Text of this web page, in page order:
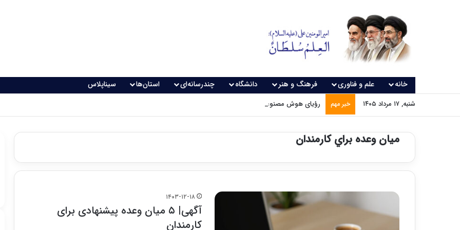
خانه علم و فناوری فرهنگ و هنر دانشگاه چندرسانه‌ای استان‌ها سیناپلاس
شنبه, ۱۷ مرداد ۱۴۰۵ خبر مهم رؤیای هوش مصنوعی چه زمانی واقعی می‌شود؟
میان ‌وعده براي كارمندان
۱۴۰۳-۱۲-۱۸
آگهی| ۵ میان ‌وعده پیشنهادی برای
کارمندان